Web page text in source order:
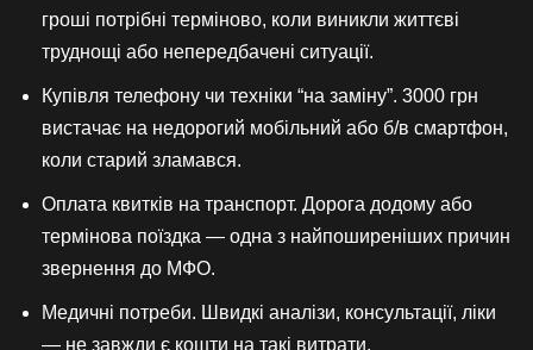
гроші потрібні терміново, коли виникли життєві
труднощі або непередбачені ситуації.
Купівля телефону чи техніки “на заміну”. 3000 грн
вистачає на недорогий мобільний або б/в смартфон,
коли старий зламався.
Оплата квитків на транспорт. Дорога додому або
термінова поїздка — одна з найпоширеніших причин
звернення до МФО.
Медичні потреби. Швидкі аналізи, консультації, ліки
— не завжди є кошти на такі витрати.